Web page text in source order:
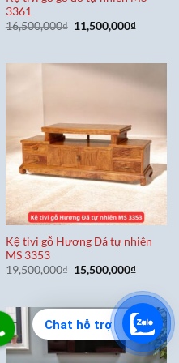
Chat hỗ trợ
3361
16,500,000₫ Giá
gốc
11,500,000₫Giá
Kệ tivi gỗ Hương Đá tự nhiên
MS 3353
19,500,000₫ Giá
gốc
19,500,000₫.
15,500,000₫Giá
tại
là: